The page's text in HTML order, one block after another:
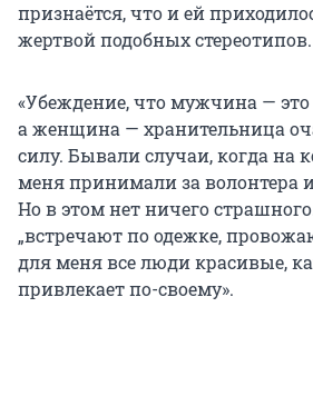
признаётся, что и ей
жертвой подобных стереотипов.
«Убеждение, что мужчина —
а женщина — хранительница
силу. Бывали случаи, когда на
меня принимали за волонтера
Но в этом нет ничего
„встречают по одежке,
для меня все люди красивые,
привлекает по-своему».